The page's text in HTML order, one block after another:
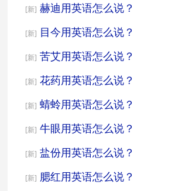
[新] 赫迪用英语怎么说？
[新] 目今用英语怎么说？
[新] 苦艾用英语怎么说？
[新] 花药用英语怎么说？
[新] 蜻蛉用英语怎么说？
[新] 牛眼用英语怎么说？
[新] 盐份用英语怎么说？
[新] 腮红用英语怎么说？